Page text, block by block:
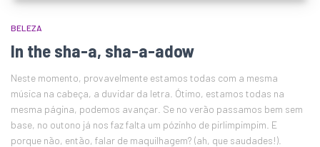
BELEZA
In the sha-a, sha-a-adow
Neste momento, provavelmente estamos todas com a mesma
música na cabeça, a duvidar da letra. Ótimo, estamos todas na
mesma página, podemos avançar. Se no verão passamos bem sem
base, no outono já nos faz falta um pózinho de pirlimpimpim. E
porque não, então, falar de maquilhagem? (ah, que saudades!).